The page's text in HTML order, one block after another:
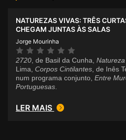
NATUREZAS VIVAS: TRÊS
CHEGAM JUNTAS ÀS SALAS
Jorge Mourinha
2720 , de Basil da Cunha,
Lima, Corpos Cintilantes , de Inês
num programa conjunto, Entre
Portuguesas
LER MAIS